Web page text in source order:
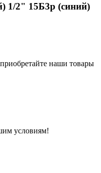
1/2" 15Б3р (синий)
наши товары
условиям!